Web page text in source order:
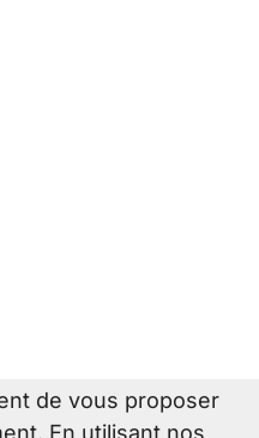
de vous proposer
En utilisant nos